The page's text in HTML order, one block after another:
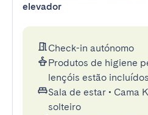
elevador
Check-in autónomo
Produtos de higiene
lençóis estão incluídos
Sala de estar • Cama
solteiro